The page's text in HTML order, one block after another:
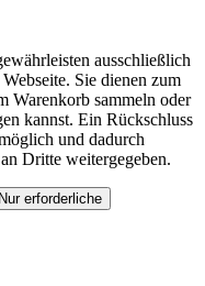
ausschließlich
Sie dienen zum
Warenkorb sammeln oder
kannst. Ein Rückschluss
und dadurch
Dritte weitergegeben.
Nur erforderliche